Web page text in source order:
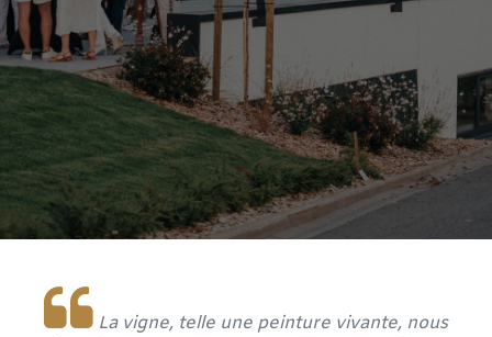
La vigne, telle une peinture vivante, nous